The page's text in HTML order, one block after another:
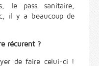
le pass sanitaire,
il y a beaucoup de
récurent ?
de faire celui-ci !